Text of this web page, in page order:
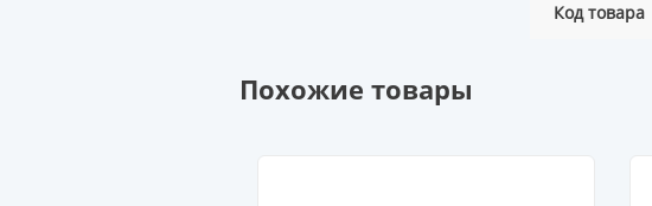
Код товара
Похожие товары